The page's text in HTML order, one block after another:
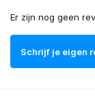
Er zijn nog geen
Schrijf je eigen